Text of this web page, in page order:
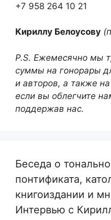
+7 958 264 10 21
Кириллу Белоусову
P.S. Ежемесячно мы
суммы на гонорары
и авторов, а также
если вы облегчите
поддержав нас.
Беседа о
понтификата,
книгоиздании и
Интервью с